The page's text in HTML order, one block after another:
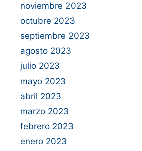
noviembre 2023
octubre 2023
septiembre 2023
agosto 2023
julio 2023
mayo 2023
abril 2023
marzo 2023
febrero 2023
enero 2023